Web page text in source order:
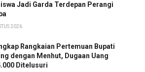
Jadi Garda Terdepan Perangi
2026
Rangkaian Pertemuan Bupati
dengan Menhut, Dugaan Uang
Ditelusuri